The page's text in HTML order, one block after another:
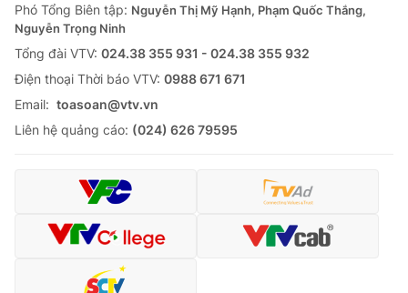
Phó Tổng Biên tập: Nguyễn Thị Mỹ Hạnh, Phạm Quốc Thắng,
Nguyễn Trọng Ninh
Tổng đài VTV: 024.38 355 931 - 024.38 355 932
Ðiện thoại Thời báo VTV: 0988 671 671
Email: toasoan@vtv.vn
Liên hệ quảng cáo: (024) 626 79595